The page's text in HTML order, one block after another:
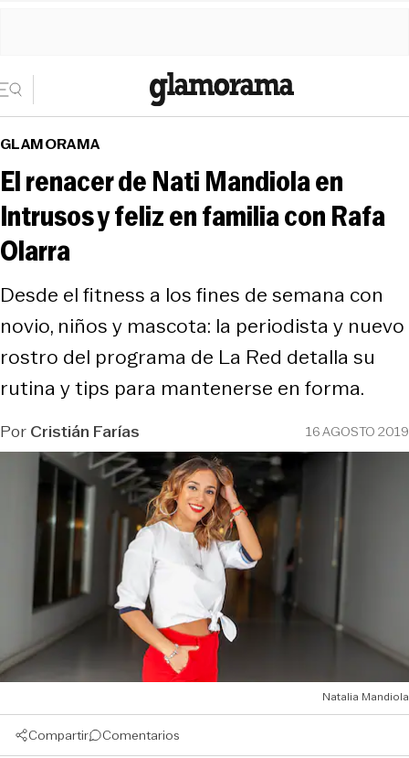
GLAMORAMA
El renacer de Nati Mandiola en
Intrusos y feliz en familia con Rafa
Olarra
Desde el fitness a los fines de semana con
novio, niños y mascota: la periodista y nuevo
rostro del programa de La Red detalla su
rutina y tips para mantenerse en forma.
PorCristián Farías 16 AGOSTO 2019
Natalia Mandiola
Compartir Comentarios